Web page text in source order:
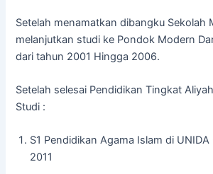
Setelah menamatkan dibangku Sekolah
melanjutkan studi ke Pondok Modern
dari tahun 2001 Hingga 2006.
Setelah selesai Pendidikan Tingkat
Studi :
S1 Pendidikan Agama Islam di
2011